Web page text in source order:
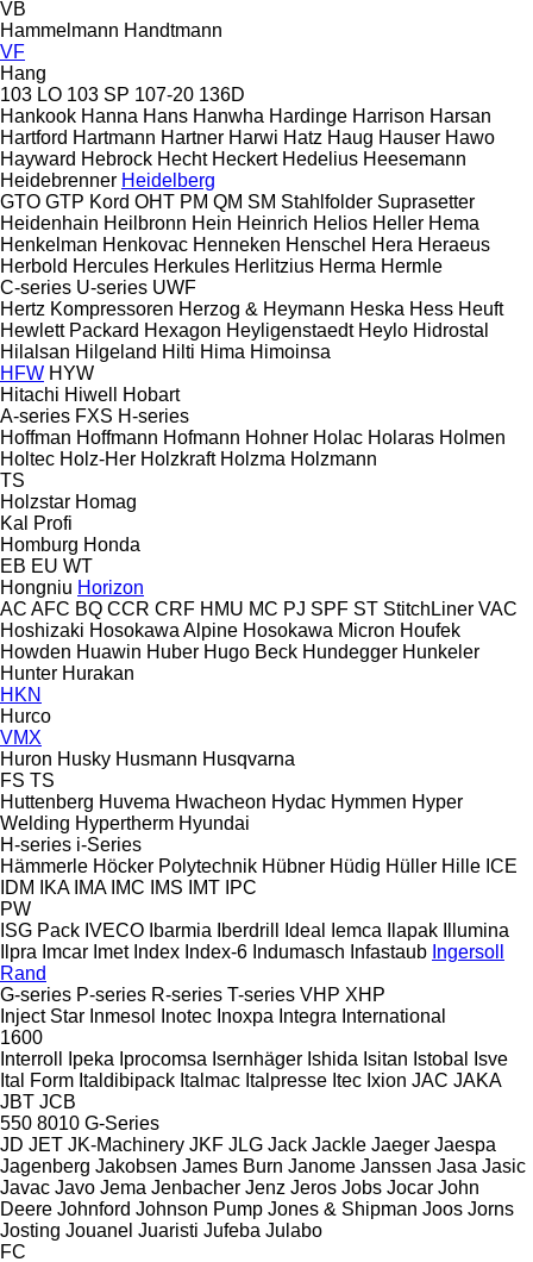
VB
Hammelmann Handtmann
VF
Hang
103 LO 103 SP 107-20 136D
Hankook Hanna Hans Hanwha Hardinge Harrison Harsan
Hartford Hartmann Hartner Harwi Hatz Haug Hauser Hawo
Hayward Hebrock Hecht Heckert Hedelius Heesemann
Heidebrenner Heidelberg
GTO GTP Kord OHT PM QM SM Stahlfolder Suprasetter
Heidenhain Heilbronn Hein Heinrich Helios Heller Hema
Henkelman Henkovac Henneken Henschel Hera Heraeus
Herbold Hercules Herkules Herlitzius Herma Hermle
C-series U-series UWF
Hertz Kompressoren Herzog & Heymann Heska Hess Heuft
Hewlett Packard Hexagon Heyligenstaedt Heylo Hidrostal
Hilalsan Hilgeland Hilti Hima Himoinsa
HFW HYW
Hitachi Hiwell
Hobart
A-series FXS H-series
Hoffman Hoffmann Hofmann Hohner Holac Holaras Holmen
Holtec Holz-Her Holzkraft Holzma Holzmann
TS
Holzstar Homag
Kal
Profi
Homburg Honda
EB EU WT
Hongniu Horizon
AC AFC BQ CCR CRF HMU MC PJ SPF ST StitchLiner VAC
Hoshizaki Hosokawa Alpine Hosokawa Micron Houfek
Howden Huawin Huber Hugo Beck Hundegger Hunkeler
Hunter Hurakan
HKN
Hurco
VMX
Huron Husky Husmann Husqvarna
FS TS
Huttenberg Huvema Hwacheon Hydac Hymmen Hyper
Welding Hypertherm Hyundai
H-series i-Series
Hämmerle Höcker Polytechnik Hübner Hüdig Hüller Hille ICE
IDM
IKA IMA IMC IMS IMT IPC
PW
ISG Pack IVECO Ibarmia Iberdrill Ideal Iemca Ilapak
Illumina
Ilpra Imcar Imet Index Index-6 Indumasch Infastaub Ingersoll
Rand
G-series P-series R-series T-series VHP XHP
Inject Star Inmesol Inotec Inoxpa Integra International
1600
Interroll
Ipeka Iprocomsa Isernhäger Ishida Isitan Istobal
Isve
Ital Form Italdibipack Italmac Italpresse Itec Ixion JAC JAKA
JBT JCB
550 8010 G-Series
JD JET JK-Machinery JKF JLG Jack Jackle Jaeger Jaespa
Jagenberg Jakobsen James Burn Janome Janssen Jasa Jasic
Javac Javo Jema Jenbacher Jenz Jeros Jobs Jocar John
Deere Johnford Johnson Pump Jones & Shipman Joos Jorns
Josting Jouanel Juaristi Jufeba Julabo
FC